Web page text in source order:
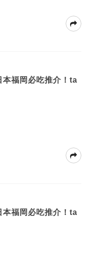
福岡必吃推介！ta
福岡必吃推介！ta